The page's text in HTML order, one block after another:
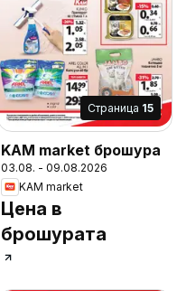
Cтраница 15
KAM market брошура
03.08. - 09.08.2026
KAM market
Цена в
брошурата